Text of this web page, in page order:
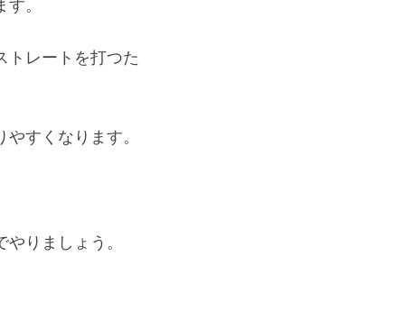
。
トレートを打つた
すくなります。
りましょう。